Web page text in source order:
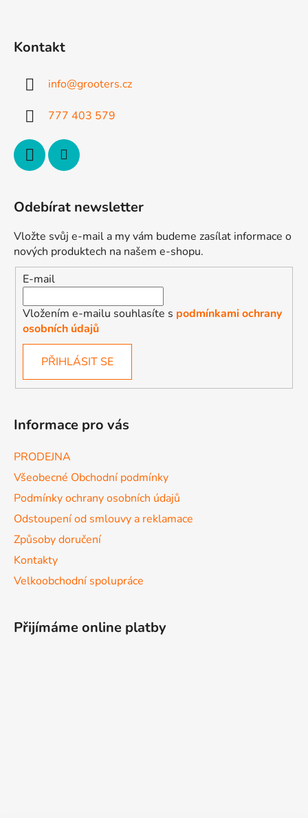
Kontakt
info@grooters.cz
777 403 579
Odebírat newsletter
Vložte svůj e-mail a my vám budeme zasílat informace o
nových produktech na našem e-shopu.
E-mail
Vložením e-mailu souhlasíte s podmínkami ochrany
osobních údajů
PŘIHLÁSIT SE
Informace pro vás
PRODEJNA
Všeobecné Obchodní podmínky
Podmínky ochrany osobních údajů
Odstoupení od smlouvy a reklamace
Způsoby doručení
Kontakty
Velkoobchodní spolupráce
Přijímáme online platby